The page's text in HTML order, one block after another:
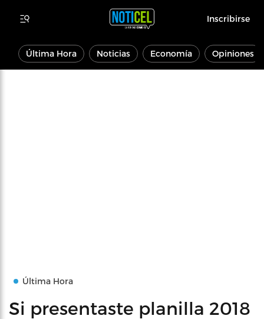
Inscribirse
Última Hora Noticias Economía Opiniones
Última Hora
Si presentaste planilla 2018